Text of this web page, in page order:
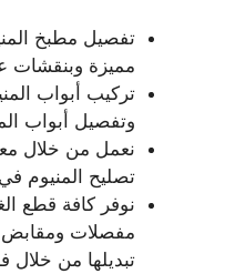
تفصيل مطبخ
مميزة وبنقشات
تركيب أبواب
وتفصيل أبواب
نعمل من خلال
تصليح المنيوم
نوفر كافة قطع
مفصلات
تبديلها من خلال